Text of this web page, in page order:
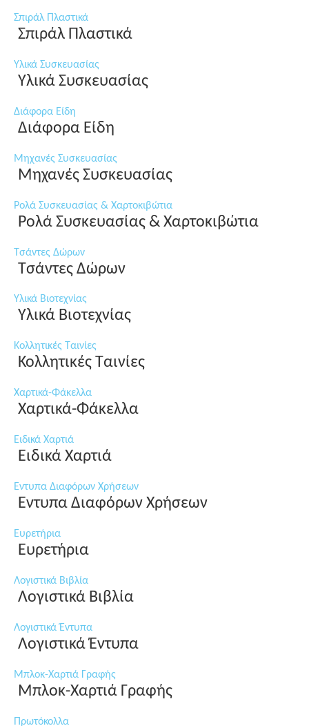
Σπιράλ Πλαστικά
Σπιράλ Πλαστικά
Υλικά Συσκευασίας
Υλικά Συσκευασίας
Διάφορα Είδη
Διάφορα Είδη
Μηχανές Συσκευασίας
Μηχανές Συσκευασίας
Ρολά Συσκευασίας & Χαρτοκιβώτια
Ρολά Συσκευασίας & Χαρτοκιβώτια
Τσάντες Δώρων
Τσάντες Δώρων
Υλικά Βιοτεχνίας
Υλικά Βιοτεχνίας
Κολλητικές Ταινίες
Κολλητικές Ταινίες
Χαρτικά-Φάκελλα
Χαρτικά-Φάκελλα
Ειδικά Χαρτιά
Ειδικά Χαρτιά
Εντυπα Διαφόρων Χρήσεων
Εντυπα Διαφόρων Χρήσεων
Ευρετήρια
Ευρετήρια
Λογιστικά Βιβλία
Λογιστικά Βιβλία
Λογιστικά Έντυπα
Λογιστικά Έντυπα
Μπλοκ-Χαρτιά Γραφής
Μπλοκ-Χαρτιά Γραφής
Πρωτόκολλα